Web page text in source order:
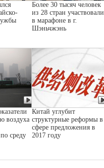
Более 30 тысяч человек
из 28 стран участвовали
в марафоне в г.
Шэньчжэнь
воздуха
среду
Китай углубит
структурные реформы в
сфере предложения в
2017 году